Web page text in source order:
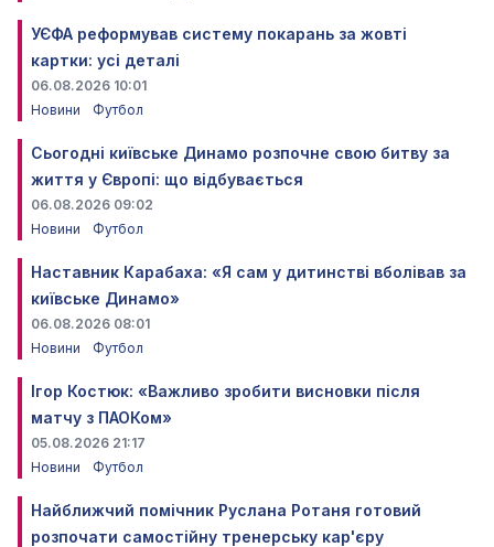
УЄФА реформував систему покарань за жовті
картки: усі деталі
06.08.2026 10:01
Новини
Футбол
Сьогодні київське Динамо розпочне свою битву за
життя у Європі: що відбувається
06.08.2026 09:02
Новини
Футбол
Наставник Карабаха: «Я сам у дитинстві вболівав за
київське Динамо»
06.08.2026 08:01
Новини
Футбол
Ігор Костюк: «Важливо зробити висновки після
матчу з ПАОКом»
05.08.2026 21:17
Новини
Футбол
Найближчий помічник Руслана Ротаня готовий
розпочати самостійну тренерську кар'єру